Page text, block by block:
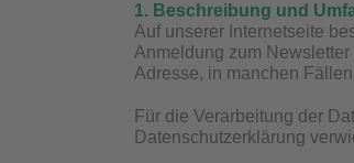
1. Beschreibung und
Auf unserer Internetseite
Anmeldung zum
Adresse, in manchen
Für die Verarbeitung der
Datenschutzerklärung